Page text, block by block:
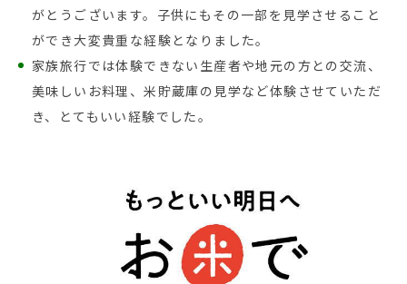
がとうございます。子供にもその一部を見学させること
ができ大変貴重な経験となりました。
家族旅行では体験できない生産者や地元の方との交流、
美味しいお料理、米貯蔵庫の見学など体験させていただ
き、とてもいい経験でした。